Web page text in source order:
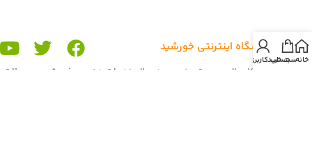
درباره ی فروشگاه اینترنتی خورشید
تیم ما بیش از 7 سال بصورت حضوری در حال خدمات دهی و فروش محصولات
خانهسبد خرید
حساب کاربری من